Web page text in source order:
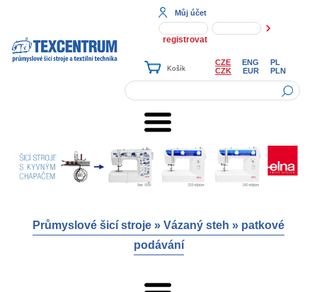
Můj účet
registrovat
CZE ENG
PL
CZK
EUR PLN
Průmyslové šicí stroje » Vázaný steh » patkové
podávání